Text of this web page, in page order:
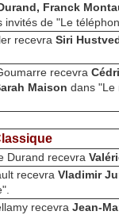
Franck
invités de "Le
recevra Siri
recevra
Maison dans "Le
Durand recevra
recevra Vladimir
recevra Jean-